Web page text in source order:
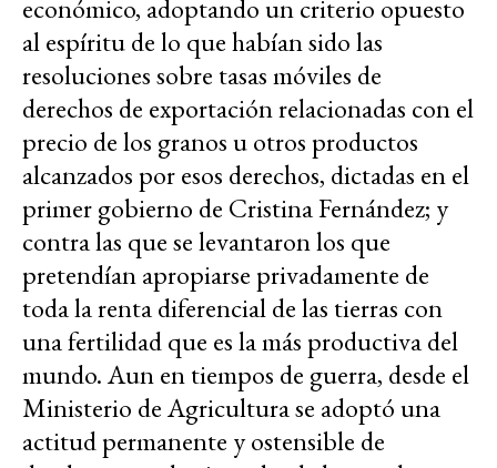
económico, adoptando un criterio opuesto
al espíritu de lo que habían sido las
resoluciones sobre tasas móviles de
derechos de exportación relacionadas con el
precio de los granos u otros productos
alcanzados por esos derechos, dictadas en el
primer gobierno de Cristina Fernández; y
contra las que se levantaron los que
pretendían apropiarse privadamente de
toda la renta diferencial de las tierras con
una fertilidad que es la más productiva del
mundo. Aun en tiempos de guerra, desde el
Ministerio de Agricultura se adoptó una
actitud permanente y ostensible de